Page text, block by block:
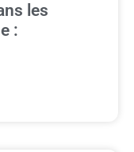
les
: